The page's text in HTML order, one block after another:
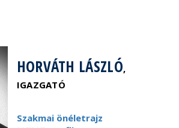
HORVÁTH LÁSZLÓ,
IGAZGATÓ
Szakmai önéletrajz